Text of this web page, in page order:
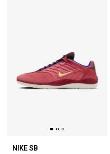
NIKE SB